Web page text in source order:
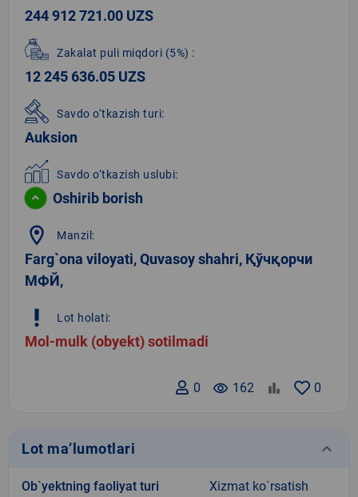
244 912 721.00 UZS
Zakalat puli miqdori (5%) :
12 245 636.05 UZS
Savdo o‘tkazish turi:
Auksion
Savdo o‘tkazish uslubi:
Oshirib borish
location_on Manzil:
Farg`ona viloyati, Quvasoy shahri, Қўчқорчи
МФЙ,
priority_high Lot holati:
Mol-mulk (obyekt) sotilmadi
0
remove_red_eye 162
0
Lot ma’lumotlari keyboard_arrow_down
Ob`yektning faoliyat turi Xizmat ko`rsatish